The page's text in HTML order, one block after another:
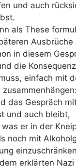
und auch
als These
Ausbrüche
in diesem
die
einfach mit
zusammenhängen:
das Gespräch
und auch bleibt,
er in der
noch mit
erklärten Nazi